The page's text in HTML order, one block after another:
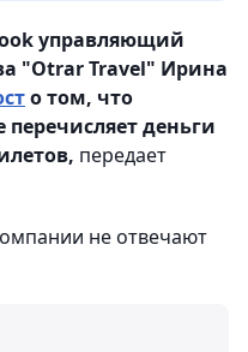
управляющий
"Otrar Travel" Ирина
о том, что
деньги
передает
не отвечают